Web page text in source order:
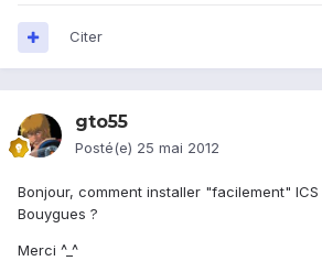
Citer
gto55
Posté(e) 25 mai 2012
Bonjour, comment installer "facilement"
Bouygues ?
Merci ^_^